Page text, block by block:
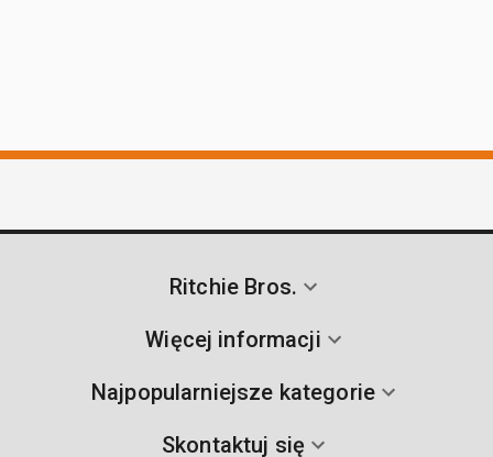
Ritchie Bros.
Więcej informacji
Najpopularniejsze kategorie
Skontaktuj się